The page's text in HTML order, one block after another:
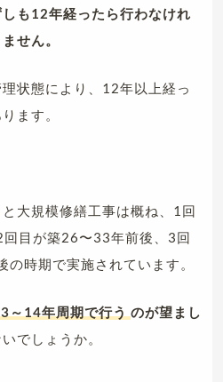
しも12年経ったら行わなけれ
せん。
状態により、12年以上経っ
ます。
大規模修繕工事は概ね、1回
目が築26〜33年前後、3回
時期で実施されています。
～14年周期で行う のが望まし
でしょうか。